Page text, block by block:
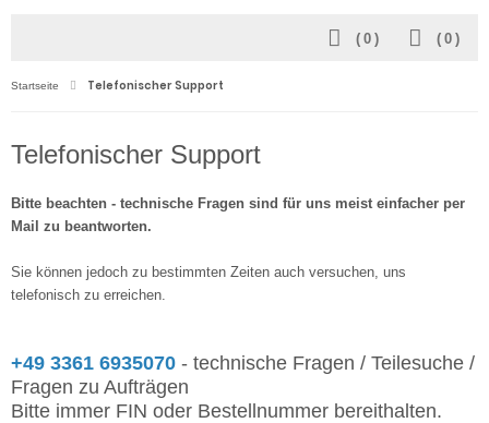
( 0 )
( 0 )
Startseite Telefonischer Support
Telefonischer Support
Bitte beachten - technische Fragen sind für uns meist einfacher per
Mail zu beantworten.
Sie können jedoch zu bestimmten Zeiten auch versuchen, uns
telefonisch zu erreichen.
+49 3361 6935070 - technische Fragen / Teilesuche /
Fragen zu Aufträgen
Bitte immer FIN oder Bestellnummer bereithalten.